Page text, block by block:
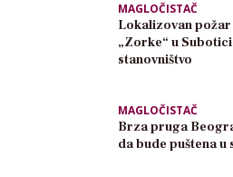
MAGLOČISTAČ
Lokalizovan
„Zorke“ u
stanovništvo
MAGLOČISTAČ
Brza pruga
da bude puštena u